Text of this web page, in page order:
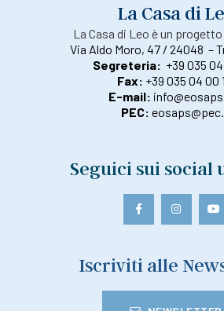
La Casa di
La Casa di Leo è un
Via Aldo Moro, 47 / 24048 –
Segreteria: +39 035
Fax: +39 035 04 00
E-mail:
PEC:
Seguici sui social
Iscriviti alle